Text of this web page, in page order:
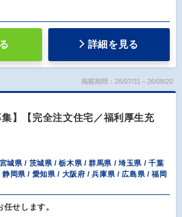
詳細を見る
掲載期間：26/07/31～26/08/20
】【完全注文住宅／福利厚生充
宮城県 / 茨城県 / 栃木県 / 群馬県 / 埼玉県 / 千葉
岡県 / 愛知県 / 大阪府 / 兵庫県 / 広島県 / 福岡
せします。